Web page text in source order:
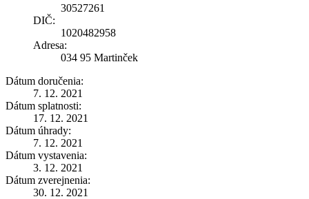
30527261
DIČ:
1020482958
Adresa:
034 95 Martinček
Dátum doručenia:
7. 12. 2021
Dátum splatnosti:
17. 12. 2021
Dátum úhrady:
7. 12. 2021
Dátum vystavenia:
3. 12. 2021
Dátum zverejnenia:
30. 12. 2021